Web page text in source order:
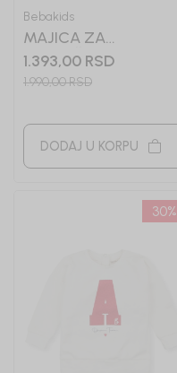
Bebakids
MAJICA ZA
DEVOJČICE TEREZA
1.393,00 RSD
1.990,00RSD
DODAJ U KORPU
30%